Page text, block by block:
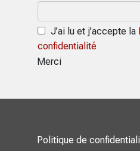
J’ai lu et j’accepte la
confidentialité
Merci
Politique de